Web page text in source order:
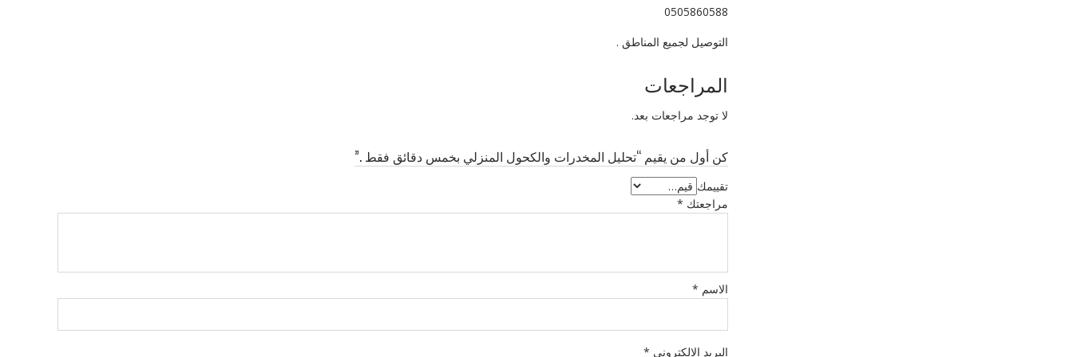
0505860588
التوصيل لجميع المناطق .
المراجعات
لا توجد مراجعات بعد.
كن أول من يقيم “تحليل المخدرات والكحول المنزلي بخمس دقائق فقط .”
تقييمك
مراجعتك *
الاسم *
البريد الإلكتروني *